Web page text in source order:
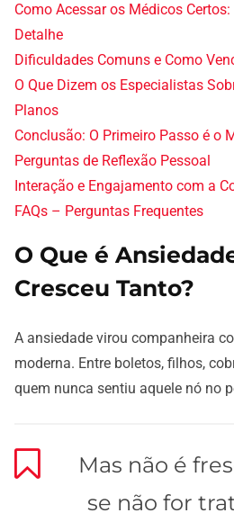
Como Acessar os Médicos
Detalhe
Dificuldades Comuns e Como
O Que Dizem os Especialistas
Planos
Conclusão: O Primeiro Passo é o
Perguntas de Reflexão Pessoal
Interação e Engajamento com a
FAQs – Perguntas Frequentes
O Que é
Cresceu Tanto?
A ansiedade virou companheira
moderna. Entre boletos, filhos,
quem nunca sentiu aquele nó no
Mas não é
se não for